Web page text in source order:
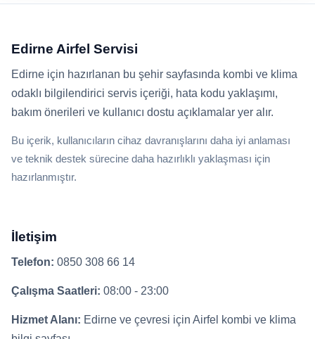
Edirne Airfel Servisi
Edirne için hazırlanan bu şehir sayfasında kombi ve klima
odaklı bilgilendirici servis içeriği, hata kodu yaklaşımı,
bakım önerileri ve kullanıcı dostu açıklamalar yer alır.
Bu içerik, kullanıcıların cihaz davranışlarını daha iyi anlaması
ve teknik destek sürecine daha hazırlıklı yaklaşması için
hazırlanmıştır.
İletişim
Telefon: 0850 308 66 14
Çalışma Saatleri: 08:00 - 23:00
Hizmet Alanı: Edirne ve çevresi için Airfel kombi ve klima